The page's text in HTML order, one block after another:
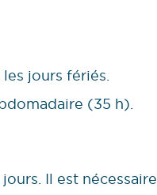
jours fériés.
(35 h).
Il est nécessaire